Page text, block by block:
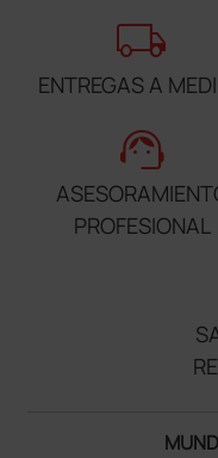
local_shipping
ENTREGAS A
support_agent
PROFESIONAL